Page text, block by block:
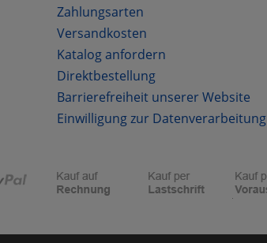
Zahlungsarten
Versandkosten
Katalog anfordern
Direktbestellung
Barrierefreiheit unserer Website
Einwilligung zur Datenverarbeitung